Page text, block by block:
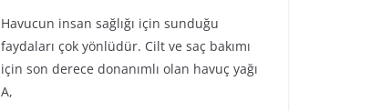
Havucun insan sağlığı için sunduğu
faydaları çok yönlüdür. Cilt ve saç bakımı
için son derece donanımlı olan havuç yağı
A,